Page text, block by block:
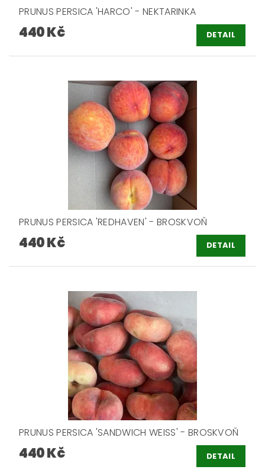
PRUNUS PERSICA 'HARCO' - NEKTARINKA
440 Kč DETAIL
PRUNUS PERSICA 'REDHAVEN' - BROSKVOŇ
440 Kč DETAIL
PRUNUS PERSICA 'SANDWICH WEISS' - BROSKVOŇ
440 Kč DETAIL